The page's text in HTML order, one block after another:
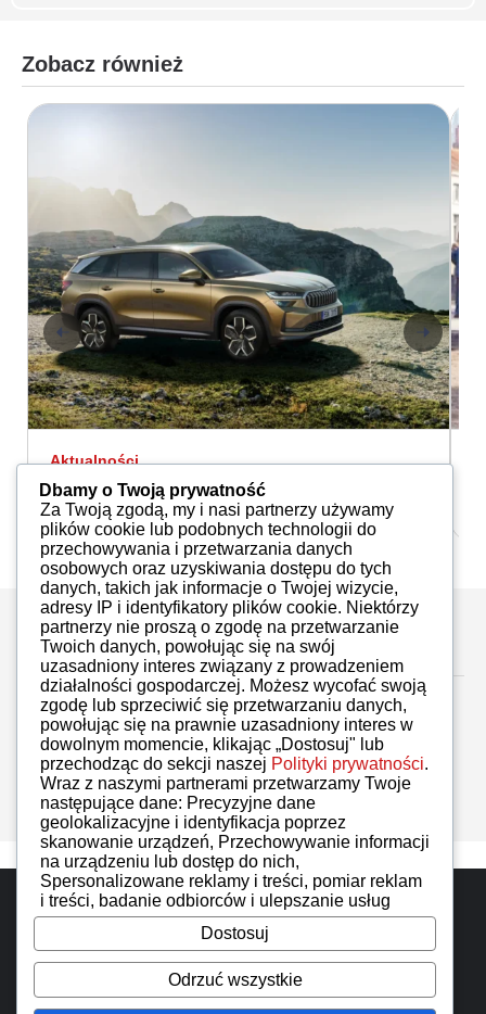
Zobacz również
Aktualności
Škoda Kodiaq drugiej generacji dołącza
d...
Marcin Suszczewski 01.03.2024
Zostaw komentarz
Brak komentarzy
Do góry
iAuto wszelkie prawa zastrzeżone. Designed by
IzerGroup
Dbamy o Twoją prywatność
Za Twoją zgodą, my i nasi partnerzy używamy
plików cookie lub podobnych technologii do
przechowywania i przetwarzania danych
osobowych oraz uzyskiwania dostępu do tych
danych, takich jak informacje o Twojej wizycie,
adresy IP i identyfikatory plików cookie. Niektórzy
partnerzy nie proszą o zgodę na przetwarzanie
Twoich danych, powołując się na swój
uzasadniony interes związany z prowadzeniem
działalności gospodarczej. Możesz wycofać swoją
zgodę lub sprzeciwić się przetwarzaniu danych,
powołując się na prawnie uzasadniony interes w
dowolnym momencie, klikając „Dostosuj" lub
przechodząc do sekcji naszej Polityki prywatności.
Wraz z naszymi partnerami przetwarzamy Twoje
następujące dane: Precyzyjne dane
geolokalizacyjne i identyfikacja poprzez
skanowanie urządzeń, Przechowywanie informacji
na urządzeniu lub dostęp do nich,
Spersonalizowane reklamy i treści, pomiar reklam
i treści, badanie odbiorców i ulepszanie usług
Dostosuj
Odrzuć wszystkie